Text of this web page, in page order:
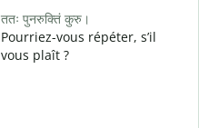
ततः पुनरुक्तिं कुरु।
Pourriez-vous répéter, s’il
vous plaît ?